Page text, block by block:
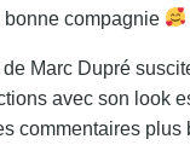
bonne compagnie
de Marc Dupré
avec son look
commentaires plus